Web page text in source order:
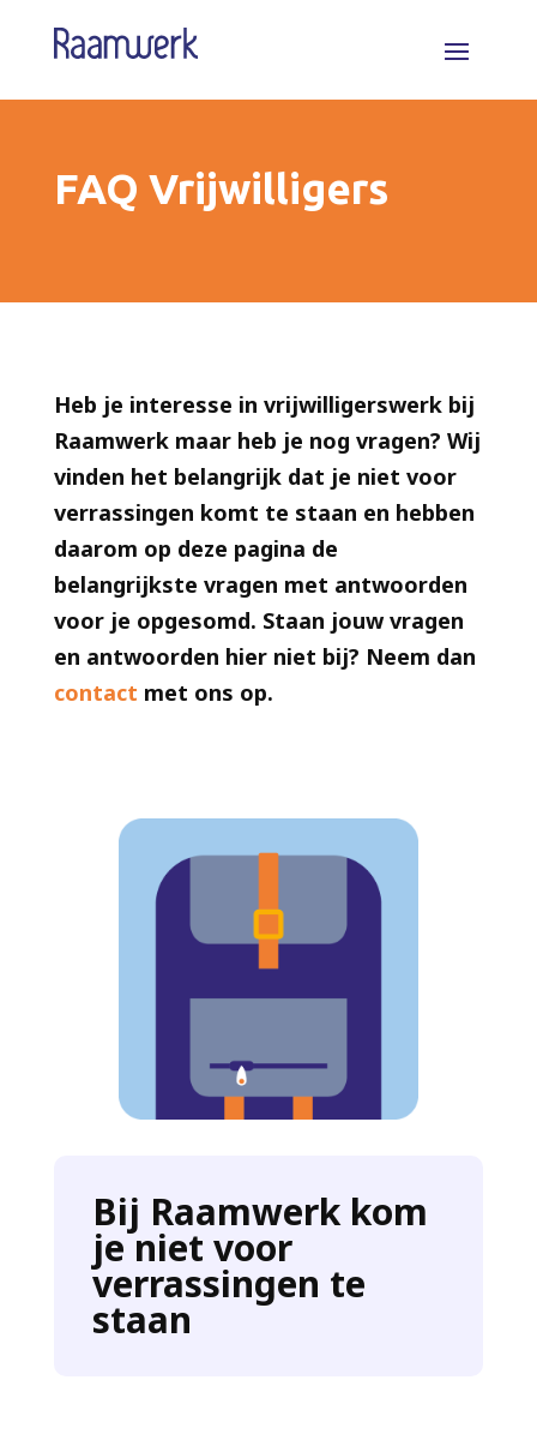
FAQ Vrijwilligers
Heb je interesse in vrijwilligerswerk bij
Raamwerk maar heb je nog vragen? Wij
vinden het belangrijk dat je niet voor
verrassingen komt te staan en hebben
daarom op deze pagina de
belangrijkste vragen met antwoorden
voor je opgesomd. Staan jouw vragen
en antwoorden hier niet bij? Neem dan
contact met ons op.
Bij Raamwerk kom
je niet voor
verrassingen te
staan